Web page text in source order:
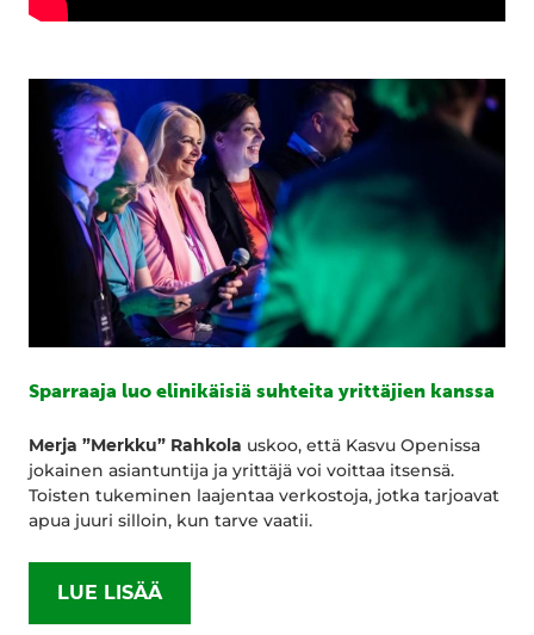
Sparraaja luo elinikäisiä suhteita yrittäjien kanssa
Merja ”Merkku” Rahkola uskoo, että Kasvu Openissa
jokainen asiantuntija ja yrittäjä voi voittaa itsensä.
Toisten tukeminen laajentaa verkostoja, jotka tarjoavat
apua juuri silloin, kun tarve vaatii.
LUE LISÄÄ